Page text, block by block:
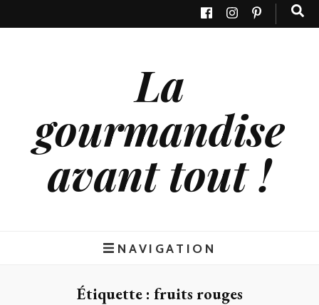
La
gourmandise
avant tout !
NAVIGATION
Étiquette : fruits rouges